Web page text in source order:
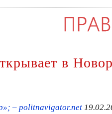
в
– politnavigator.net